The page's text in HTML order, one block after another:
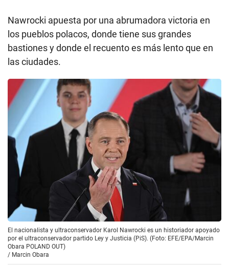
Nawrocki apuesta por una abrumadora victoria en
los pueblos polacos, donde tiene sus grandes
bastiones y donde el recuento es más lento que en
las ciudades.
El nacionalista y ultraconservador Karol Nawrocki es un historiador apoyado
por el ultraconservador partido Ley y Justicia (PiS). (Foto: EFE/EPA/Marcin
Obara POLAND OUT)
/ Marcin Obara